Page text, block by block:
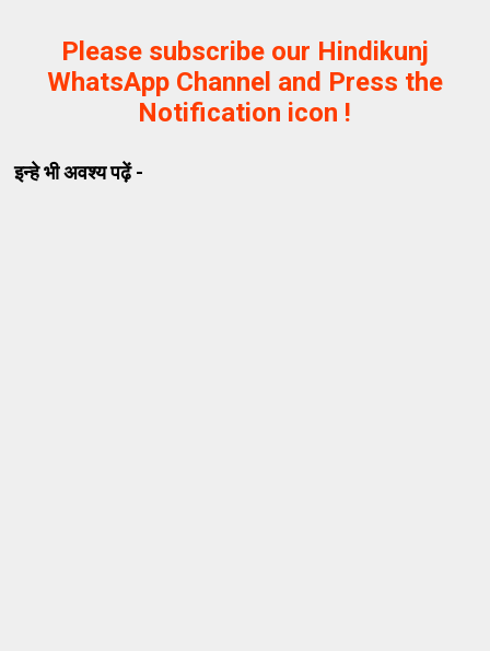
Please subscribe our Hindikunj
WhatsApp Channel and Press the
Notification icon !
इन्हे भी अवश्य पढ़ें -